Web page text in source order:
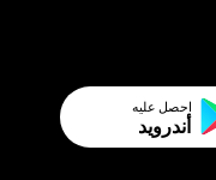
احصل عليه
أندرويد